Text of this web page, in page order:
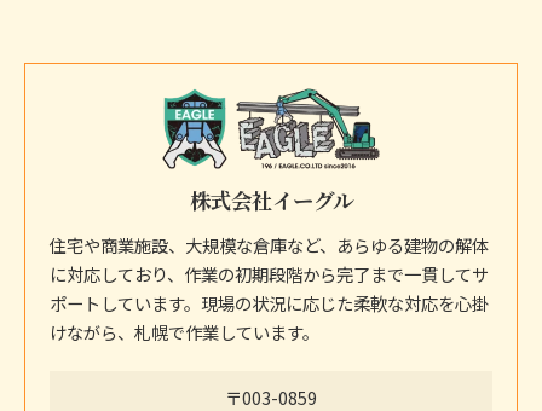
株式会社イーグル
住宅や商業施設、大規模な倉庫など、あらゆる建物の解体
に対応しており、作業の初期段階から完了まで一貫してサ
ポートしています。現場の状況に応じた柔軟な対応を心掛
けながら、札幌で作業しています。
〒003-0859